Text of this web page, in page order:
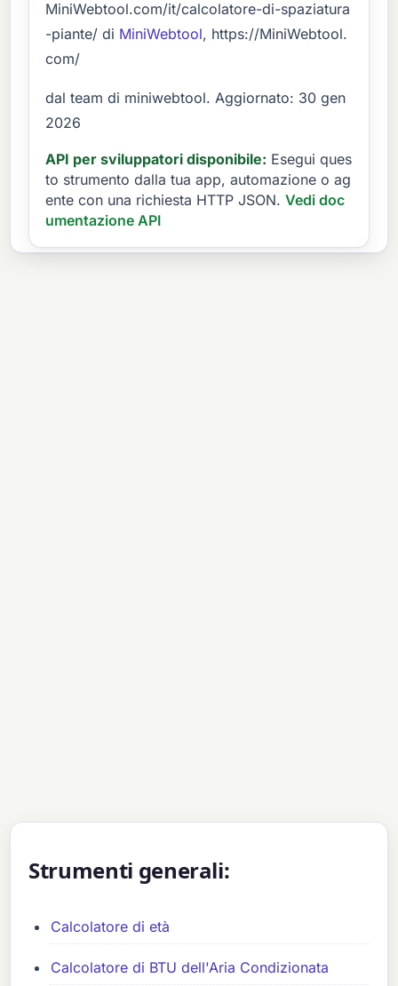
MiniWebtool.com/it/calcolatore-di-spaziatura
-piante/ di MiniWebtool, https://MiniWebtool.
com/
dal team di miniwebtool. Aggiornato: 30 gen
2026
API per sviluppatori disponibile: Esegui ques
to strumento dalla tua app, automazione o ag
ente con una richiesta HTTP JSON. Vedi doc
umentazione API
Strumenti generali:
Calcolatore di età
Calcolatore di BTU dell'Aria Condizionata